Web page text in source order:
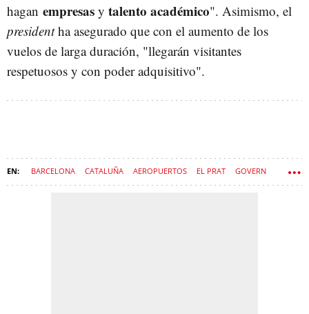
hagan empresas y talento académico". Asimismo, el
presidentha asegurado que con el aumento de los
vuelos de larga duración, "llegarán visitantes
respetuosos y con poder adquisitivo".
BARCELONA CATALUÑA AEROPUERTOS EL PRAT GOVERN